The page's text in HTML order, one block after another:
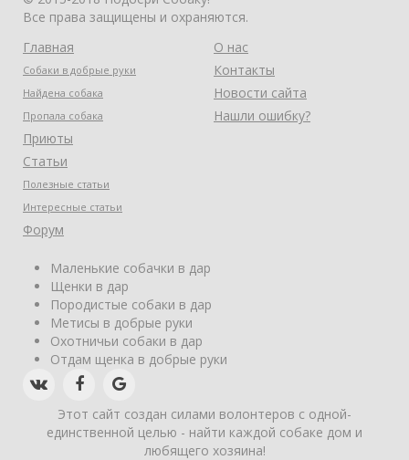
Все права защищены и охраняются.
Главная
Собаки в добрые руки
Найдена собака
Пропала собака
Приюты
Статьи
Полезные статьи
Интересные статьи
Форум
О нас
Контакты
Новости сайта
Нашли ошибку?
Маленькие собачки в дар
Щенки в дар
Породистые собаки в дар
Метисы в добрые руки
Охотничьи собаки в дар
Отдам щенка в добрые руки
Этот сайт создан силами волонтеров с одной-
единственной целью - найти каждой собаке дом и
любящего хозяина!